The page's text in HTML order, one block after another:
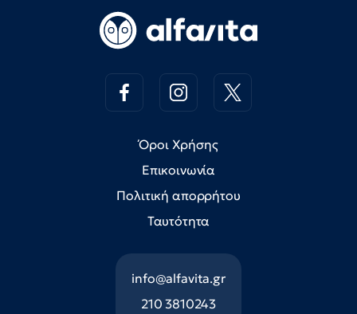
Όροι Χρήσης
Επικοινωνία
Πολιτική απορρήτου
Ταυτότητα
info@alfavita.gr
210 3810243